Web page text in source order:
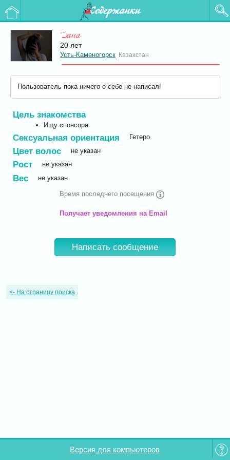
Содержанки
Дана
20 лет
Усть-Каменогорск Казахстан
Пользователь пока ничего о себе не написал!
Цель знакомства
Ищу спонсора
Сексуальная ориентация Гетеро
Цвет волос не указан
Рост не указан
Вес не указан
Время последнего посещения
Получает уведомления на Email
Написать сообщение
<- На страницу поиска
Версия для компьютеров